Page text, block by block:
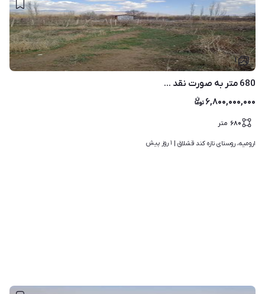
۱
680 متر به صورت نقد ...
۶,۸۰۰,۰۰۰,۰۰۰
۶۸۰ متر
ارومیه، روستای تازه کند قشلاق | ۱ روز پیش